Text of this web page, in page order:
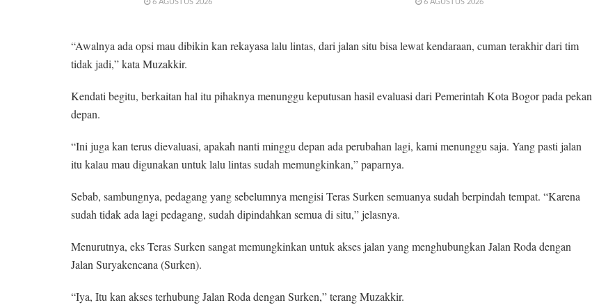
6 AGUSTUS 2026 6 AGUSTUS 2026
“Awalnya ada opsi mau dibikin kan rekayasa lalu lintas, dari jalan situ bisa lewat kendaraan, cuman terakhir dari tim
tidak jadi,” kata Muzakkir.
Kendati begitu, berkaitan hal itu pihaknya menunggu keputusan hasil evaluasi dari Pemerintah Kota Bogor pada pekan
depan.
“Ini juga kan terus dievaluasi, apakah nanti minggu depan ada perubahan lagi, kami menunggu saja. Yang pasti jalan
itu kalau mau digunakan untuk lalu lintas sudah memungkinkan,” paparnya.
Sebab, sambungnya, pedagang yang sebelumnya mengisi Teras Surken semuanya sudah berpindah tempat. “Karena
sudah tidak ada lagi pedagang, sudah dipindahkan semua di situ,” jelasnya.
Menurutnya, eks Teras Surken sangat memungkinkan untuk akses jalan yang menghubungkan Jalan Roda dengan
Jalan Suryakencana (Surken).
“Iya, Itu kan akses terhubung Jalan Roda dengan Surken,” terang Muzakkir.